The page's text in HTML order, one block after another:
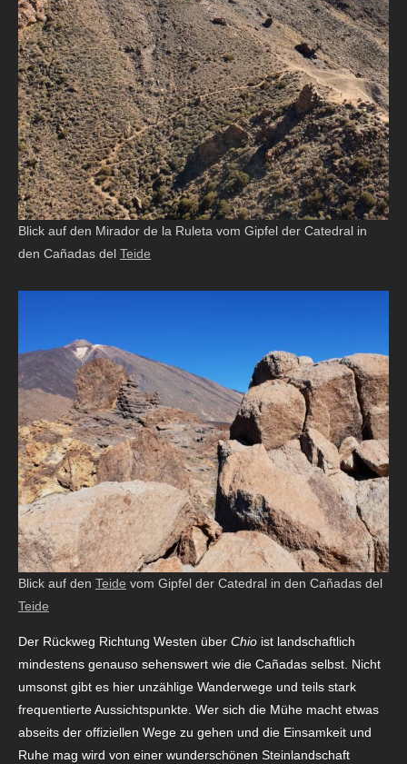
Blick auf den Mirador de la Ruleta vom Gipfel der Catedral in
den Cañadas del Teide
Blick auf den Teide vom Gipfel der Catedral in den Cañadas del
Teide
Der Rückweg Richtung Westen über Chio ist landschaftlich
mindestens genauso sehenswert wie die Cañadas selbst. Nicht
umsonst gibt es hier unzählige Wanderwege und teils stark
frequentierte Aussichtspunkte. Wer sich die Mühe macht etwas
abseits der offiziellen Wege zu gehen und die Einsamkeit und
Ruhe mag wird von einer wunderschönen Steinlandschaft